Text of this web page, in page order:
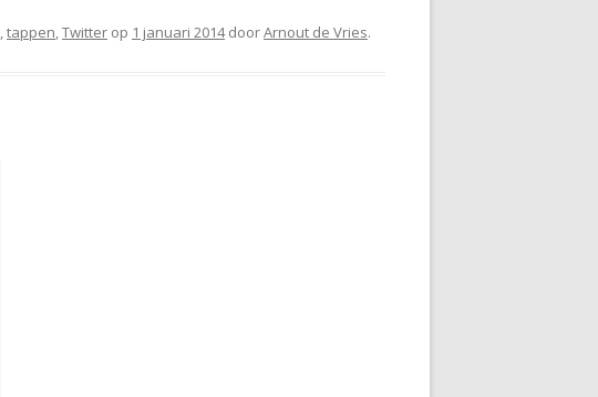
,tappen,Twitter op 1 januari 2014doorArnout de Vries.